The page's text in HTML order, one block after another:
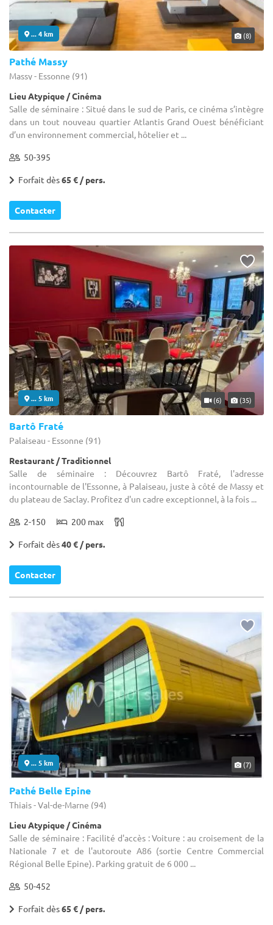
... 4 km (8)
Pathé Massy
Massy - Essonne (91)
Lieu Atypique / Cinéma
Salle de séminaire : Situé dans le sud de Paris, ce cinéma s’intègre
dans un tout nouveau quartier Atlantis Grand Ouest bénéficiant
d’un environnement commercial, hôtelier et ...
50-395
Forfait dès65 € / pers.
Contacter
... 5 km (6) (35)
Bartô Fraté
Palaiseau - Essonne (91)
Restaurant / Traditionnel
Salle de séminaire : Découvrez Bartô Fraté, l'adresse
incontournable de l'Essonne, à Palaiseau, juste à côté de Massy et
du plateau de Saclay. Profitez d'un cadre exceptionnel, à la fois ...
2-150 200 max
Forfait dès40 € / pers.
Contacter
... 5 km (7)
Pathé Belle Epine
Thiais - Val-de-Marne (94)
Lieu Atypique / Cinéma
Salle de séminaire : Facilité d'accès : Voiture : au croisement de la
Nationale 7 et de l'autoroute A86 (sortie Centre Commercial
Régional Belle Epine). Parking gratuit de 6 000 ...
50-452
Forfait dès65 € / pers.